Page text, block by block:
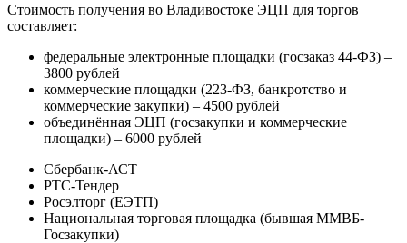
Стоимость получения во Владивостоке ЭЦП для торгов
составляет:
федеральные электронные площадки (госзаказ 44-ФЗ) –
3800 рублей
коммерческие площадки (223-ФЗ, банкротство и
коммерческие закупки) – 4500 рублей
объединённая ЭЦП (госзакупки и коммерческие
площадки) – 6000 рублей
Сбербанк-АСТ
РТС-Тендер
Росэлторг (ЕЭТП)
Национальная торговая площадка (бывшая ММВБ-
Госзакупки)